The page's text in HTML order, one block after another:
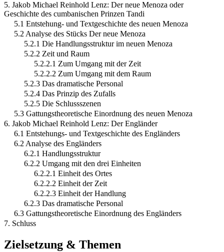
5. Jakob Michael Reinhold Lenz: Der neue Menoza oder
Geschichte des cumbanischen Prinzen Tandi
5.1 Entstehung- und Textgeschichte des neuen Menoza
5.2 Analyse des Stücks Der neue Menoza
5.2.1 Die Handlungsstruktur im neuen Menoza
5.2.2 Zeit und Raum
5.2.2.1 Zum Umgang mit der Zeit
5.2.2.2 Zum Umgang mit dem Raum
5.2.3 Das dramatische Personal
5.2.4 Das Prinzip des Zufalls
5.2.5 Die Schlussszenen
5.3 Gattungstheoretische Einordnung des neuen Menoza
6. Jakob Michael Reinhold Lenz: Der Engländer
6.1 Entstehungs- und Textgeschichte des Engländers
6.2 Analyse des Engländers
6.2.1 Handlungsstruktur
6.2.2 Umgang mit den drei Einheiten
6.2.2.1 Einheit des Ortes
6.2.2.2 Einheit der Zeit
6.2.2.3 Einheit der Handlung
6.2.3 Das dramatische Personal
6.3 Gattungstheoretische Einordnung des Engländers
7. Schluss
Zielsetzung & Themen